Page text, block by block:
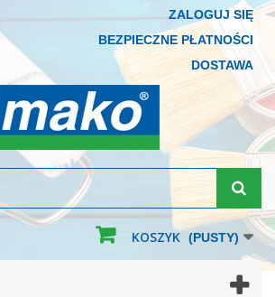
ZALOGUJ SIĘ
BEZPIECZNE PŁATNOŚCI
DOSTAWA
KOSZYK (PUSTY)